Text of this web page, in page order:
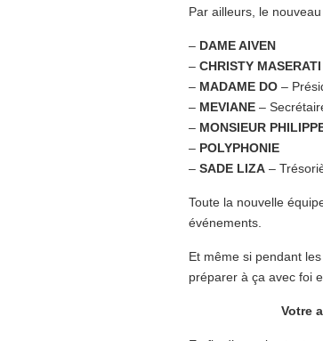
Par ailleurs, le
– DAME AIVEN
– CHRISTY MASERATI
– MADAME DO –
– MEVIANE –
– MONSIEUR
– POLYPHONIE
– SADE LIZA –
Toute la nouvelle
événements.
Et même si pendant
préparer à ça avec foi
Votre